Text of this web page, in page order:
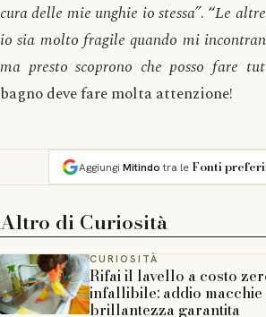
cura delle mie unghie io stessa”. “Le
io sia molto fragile quando mi
ma presto scoprono che posso fare
bagno deve fare molta attenzione!
Aggiungi Mitindotra le Fonti
Altro di Curiosità
CURIOSITÀ
Rifai il lavello a costo
infallibile: addio
brillantezza garantita